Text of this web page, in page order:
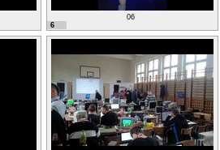
06
6